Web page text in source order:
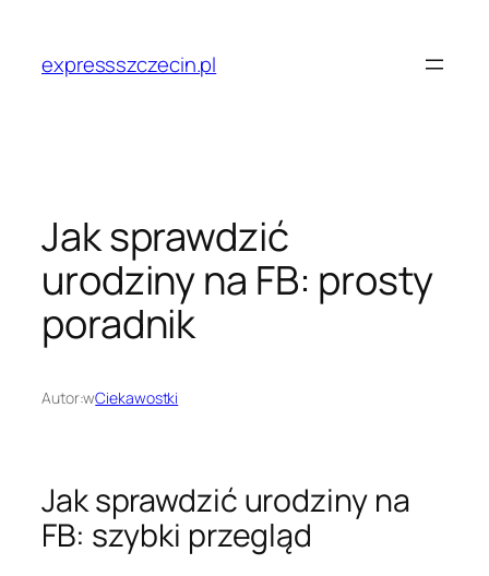
treściexpressszczecin.pl
Jak sprawdzić
urodziny na FB: prosty
poradnik
Autor:wCiekawostki
Jak sprawdzić urodziny na
FB: szybki przegląd